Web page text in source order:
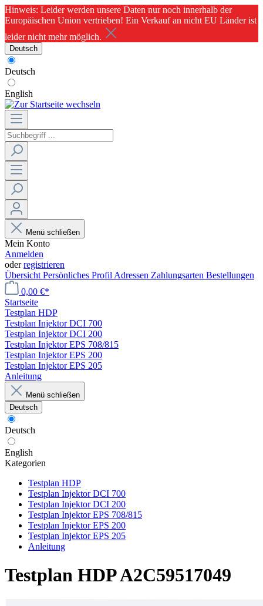
Hinweis: Leider werden unsere Daten nur noch innerhalb der
Europäischen Union vertrieben! Ein Verkauf an nicht EU Länder ist
leider nicht mehr möglich.
Deutsch
Deutsch
English
Menü schließen
Mein Konto
Anmelden
oderregistrieren
Übersicht Persönliches Profil Adressen Zahlungsarten Bestellungen
0,00 €*
Startseite
Testplan HDP
Testplan Injektor DCI 700
Testplan Injektor DCI 200
Testplan Injektor EPS 708/815
Testplan Injektor EPS 200
Testplan Injektor EPS 205
Anleitung
Menü schließen
Deutsch
Deutsch
English
Kategorien
Testplan HDP
Testplan Injektor DCI 700
Testplan Injektor DCI 200
Testplan Injektor EPS 708/815
Testplan Injektor EPS 200
Testplan Injektor EPS 205
Anleitung
Testplan HDP A2C59517049